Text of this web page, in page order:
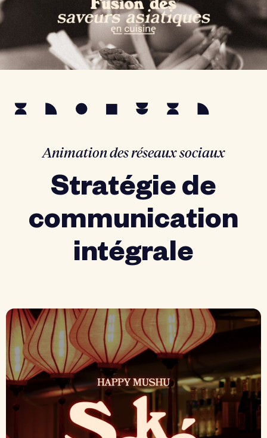
Animation des réseaux sociaux
Stratégie de
communication
intégrale